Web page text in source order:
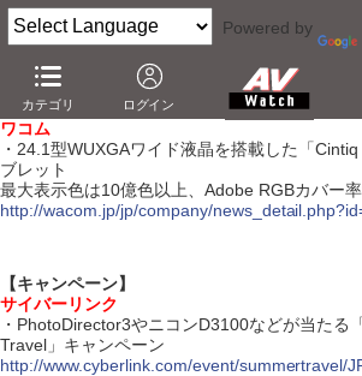
Powered by
カテゴリ ログイン
【7月10日】
【ハードウェア】
ワコム
・24.1型WUXGAワイド液晶を搭載した「
ブレット
最大表示色は10億色以上、Adobe RGBカバー
http://wacom.jp/jp/company/
【キャンペーン】
サイバーリンク
・PhotoDirector3やニコンD3100などが当たる
Travel」キャンペーン
http://www.cyberlink.com/event/summertravel/